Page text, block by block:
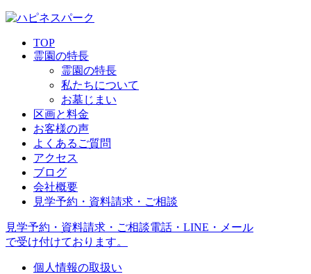
TOP
霊園の特長
霊園の特長
私たちについて
お墓じまい
区画と料金
お客様の声
よくあるご質問
アクセス
ブログ
会社概要
見学予約・資料請求・ご相談
見学予約・資料請求・ご相談電話・LINE・メール
で受け付けております。
個人情報の取扱い